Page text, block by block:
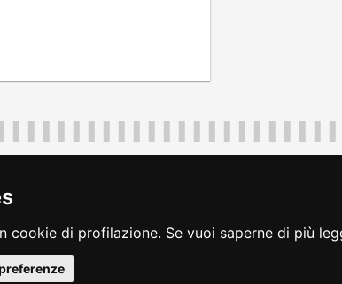
cookie di profilazione. Se vuoi saperne di più
1 Trieste
dichiarazione di accessibilità feedback cambio